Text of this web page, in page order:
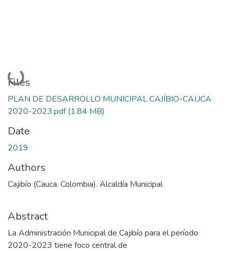
Loading...
Files
PLAN DE DESARROLLO MUNICIPAL CAJÍBIO-CAUCA
2020-2023.pdf(1.84 MB)
Date
2019
Authors
Cajibío (Cauca. Colombia). Alcaldía Municipal
Abstract
La Administración Municipal de Cajibío para el período
2020-2023 tiene foco central de